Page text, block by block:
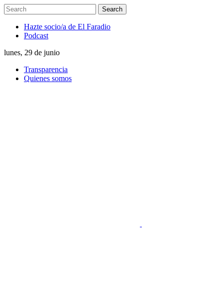
Hazte socio/a de El Faradio
Podcast
lunes, 29 de junio
Transparencia
Quienes somos